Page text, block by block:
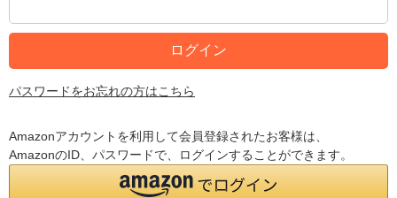
パスワードをお忘れの方はこちら
Amazonアカウントを利用して会員登録されたお客様は、
AmazonのID、パスワードで、ログインすることができます。